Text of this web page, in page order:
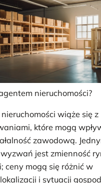
nieruchomości?
wiąże się z
które mogą
zawodową.
jest zmienność
ceny mogą się różnić w
i sytuacji